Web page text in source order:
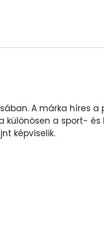
A márka híres a
különösen a sport- és
képviselik.